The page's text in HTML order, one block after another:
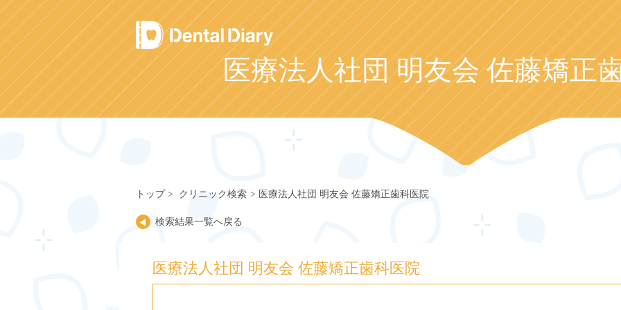
Skip
to
content
医療法人社団 明友会 佐藤矯正
トップ クリニック検索 医療法人社団 明友会 佐藤矯正歯科医院
検索結果一覧へ戻る
医療法人社団 明友会 佐藤矯正歯科医院